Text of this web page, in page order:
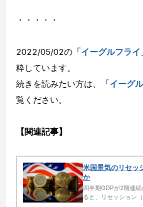
・・・・・
2022/05/02の 「イーグルフライ
粋しています。
続きを読みたい方は、
「イーグ
覧ください。
【関連記事】
米国景気のリセッ
か
四半期GDPが2期連
ると、リセッション